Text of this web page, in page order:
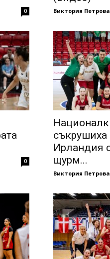
0 Виктория Петрова
0
Ирландия
щурм...
Виктория Петрова